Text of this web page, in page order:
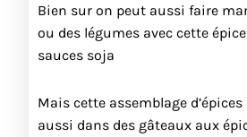
Bien sur on peut aussi faire
ou des légumes avec cette
sauces soja
Mais cette assemblage
aussi dans des gâteaux aux